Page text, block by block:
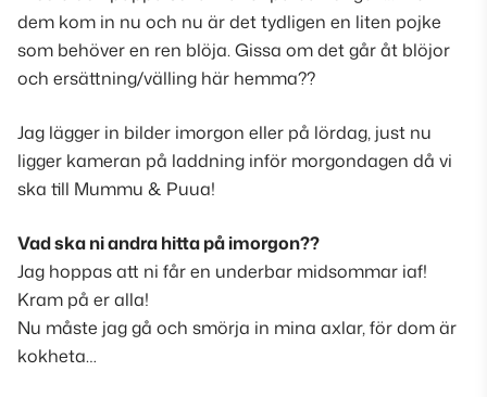
dem kom in nu och nu är det tydligen en liten pojke
som behöver en ren blöja. Gissa om det går åt blöjor
och ersättning/välling här hemma??
Jag lägger in bilder imorgon eller på lördag, just nu
ligger kameran på laddning inför morgondagen då vi
ska till Mummu & Puua!
Vad ska ni andra hitta på imorgon??
Jag hoppas att ni får en underbar midsommar iaf!
Kram på er alla!
Nu måste jag gå och smörja in mina axlar, för dom är
kokheta…